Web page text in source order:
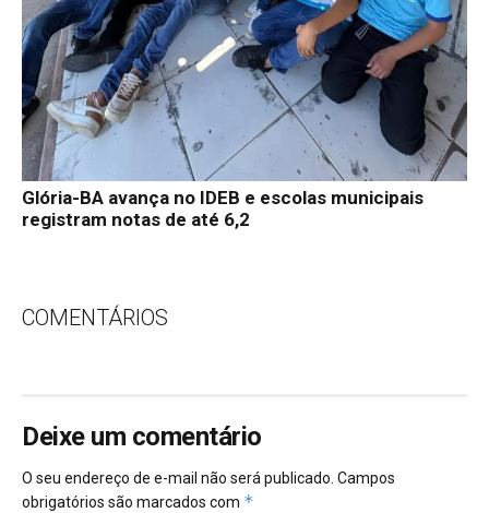
Glória-BA avança no IDEB e escolas municipais
registram notas de até 6,2
COMENTÁRIOS
Deixe um comentário
O seu endereço de e-mail não será publicado. Campos
obrigatórios são marcados com *